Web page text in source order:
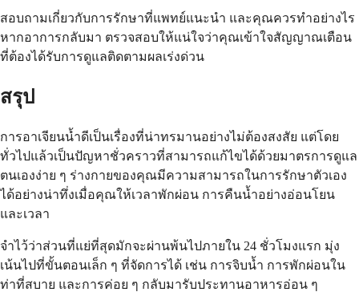
สอบถามเกี่ยวกับการรักษาที่แพทย์แนะนำ และคุณควรทำอย่างไร
หากอาการกลับมา ตรวจสอบให้แน่ใจว่าคุณเข้าใจสัญญาณเตือน
ที่ต้องได้รับการดูแลติดตามผลเร่งด่วน
สรุป
การอาเจียนน้ำดีเป็นเรื่องที่น่าทรมานอย่างไม่ต้องสงสัย แต่โดย
ทั่วไปแล้วเป็นปัญหาชั่วคราวที่สามารถแก้ไขได้ด้วยมาตรการดูแล
ตนเองง่าย ๆ ร่างกายของคุณมีความสามารถในการรักษาตัวเอง
ได้อย่างน่าทึ่งเมื่อคุณให้เวลาพักผ่อน การคืนน้ำอย่างอ่อนโยน
และเวลา
จำไว้ว่าส่วนที่แย่ที่สุดมักจะผ่านพ้นไปภายใน 24 ชั่วโมงแรก มุ่ง
เน้นไปที่ขั้นตอนเล็ก ๆ ที่จัดการได้ เช่น การจิบน้ำ การพักผ่อนใน
ท่าที่สบาย และการค่อย ๆ กลับมารับประทานอาหารอ่อน ๆ